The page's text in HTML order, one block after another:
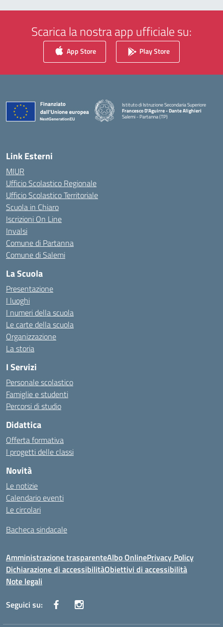
Scarica la nostra app ufficiale su:
App Store Play Store
Istituto di Istruzione Secondaria Superiore
Francesco D'Aguirre - Dante Alighieri
Salemi - Partanna (TP)
Link Esterni
MIUR
Ufficio Scolastico Regionale
Ufficio Scolastico Territoriale
Scuola in Chiaro
Iscrizioni On Line
Invalsi
Comune di Partanna
Comune di Salemi
La Scuola
Presentazione
I luoghi
I numeri della scuola
Le carte della scuola
Organizzazione
La storia
I Servizi
Personale scolastico
Famiglie e studenti
Percorsi di studio
Didattica
Offerta formativa
I progetti delle classi
Novità
Le notizie
Calendario eventi
Le circolari
Bacheca sindacale
Amministrazione trasparenteAlbo OnlinePrivacy Policy
Dichiarazione di accessibilitàObiettivi di accessibilità
Note legali
Seguici su: